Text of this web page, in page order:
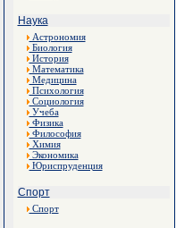
Наука
Астрономия
Биология
История
Математика
Медицина
Психология
Социология
Учеба
Физика
Философия
Химия
Экономика
Юриспруденция
Спорт
Спорт